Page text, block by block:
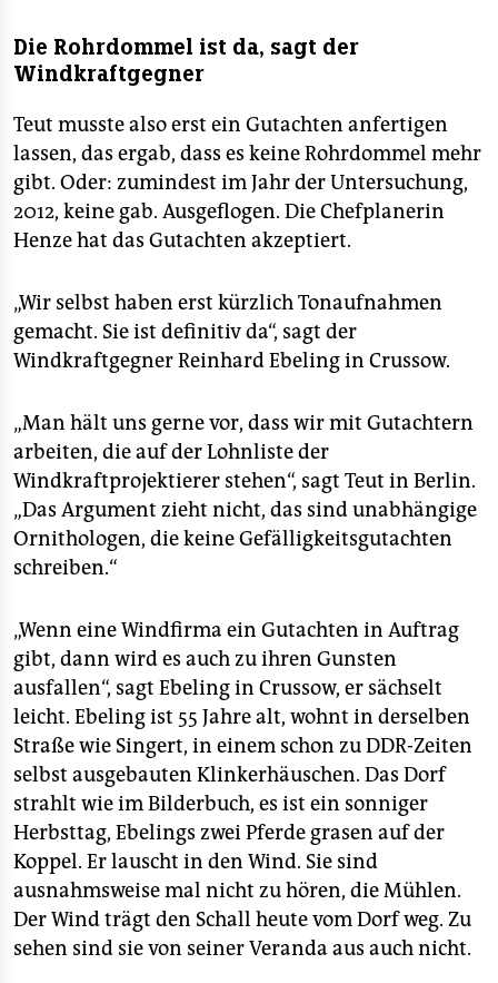
Die Rohrdommel ist da, sagt der
Windkraftgegner
Teut musste also erst ein Gutachten anfertigen
lassen, das ergab, dass es keine Rohrdommel mehr
gibt. Oder: zumindest im Jahr der Untersuchung,
2012, keine gab. Ausgeflogen. Die Chefplanerin
Henze hat das Gutachten akzeptiert.
„Wir selbst haben erst kürzlich Tonaufnahmen
gemacht. Sie ist definitiv da“, sagt der
Windkraftgegner Reinhard Ebeling in Crussow.
„Man hält uns gerne vor, dass wir mit Gutachtern
arbeiten, die auf der Lohnliste der
Windkraftprojektierer stehen“, sagt Teut in Berlin.
„Das Argument zieht nicht, das sind unabhängige
Ornithologen, die keine Gefälligkeitsgutachten
schreiben.“
„Wenn eine Windfirma ein Gutachten in Auftrag
gibt, dann wird es auch zu ihren Gunsten
ausfallen“, sagt Ebeling in Crussow, er sächselt
leicht. Ebeling ist 55 Jahre alt, wohnt in derselben
Straße wie Singert, in einem schon zu DDR-Zeiten
selbst ausgebauten Klinkerhäuschen. Das Dorf
strahlt wie im Bilderbuch, es ist ein sonniger
Herbsttag, Ebelings zwei Pferde grasen auf der
Koppel. Er lauscht in den Wind. Sie sind
ausnahmsweise mal nicht zu hören, die Mühlen.
Der Wind trägt den Schall heute vom Dorf weg. Zu
sehen sind sie von seiner Veranda aus auch nicht.